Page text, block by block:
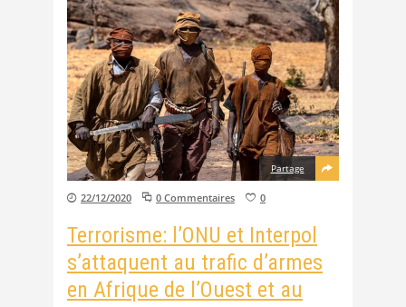
Partage
22/12/2020 0 Commentaires 0
Terrorisme: l’ONU et Interpol
s’attaquent au trafic d’armes
en Afrique de l’Ouest et au